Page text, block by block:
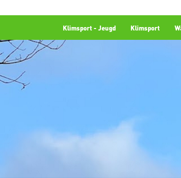
Klimsport - Jeugd Klimsport